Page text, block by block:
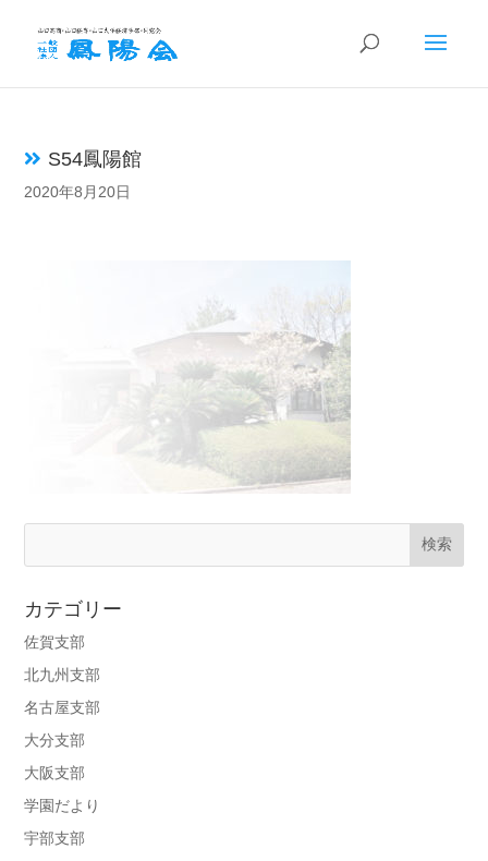
S54鳳陽館
2020年8月20日
カテゴリー
佐賀支部
北九州支部
名古屋支部
大分支部
大阪支部
学園だより
宇部支部